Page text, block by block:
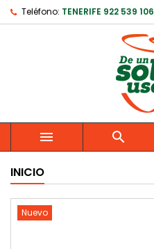
Teléfono: TENERIFE 922 539
 
INICIO
Nuevo